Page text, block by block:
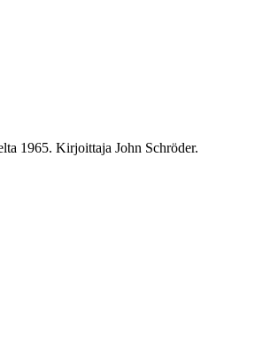
1965. Kirjoittaja John Schröder.